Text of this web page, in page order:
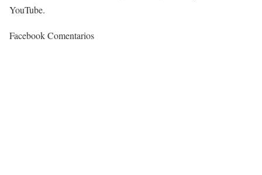
YouTube.
Facebook Comentarios